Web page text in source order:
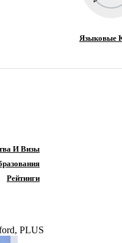
Языковые
И Визы
Рейтинги
PLUS